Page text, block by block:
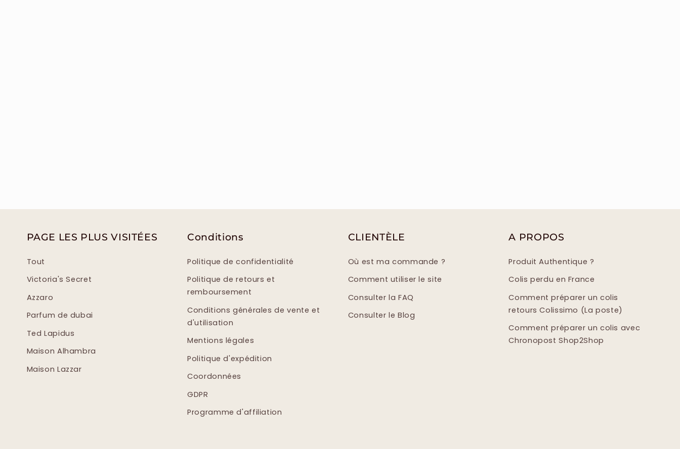
PAGE LES PLUS VISITÉES
Tout
Victoria's Secret
Azzaro
Parfum de dubai
Ted Lapidus
Maison Alhambra
Maison Lazzar
Conditions
Politique de confidentialité
Politique de retours et
remboursement
Conditions générales de vente et
d'utilisation
Mentions légales
Politique d'expédition
Coordonnées
GDPR
Programme d'affiliation
CLIENTÈLE
Où est ma commande ?
Comment utiliser le site
Consulter la FAQ
Consulter le Blog
A PROPOS
Produit Authentique ?
Colis perdu en France
Comment préparer un colis
retours Colissimo (La poste)
Comment préparer un colis avec
Chronopost Shop2Shop